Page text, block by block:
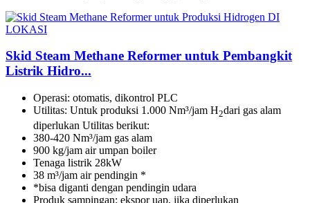
Skid Steam Methane Reformer untuk Pembangkit
Listrik Hidro...
Operasi: otomatis, dikontrol PLC
Utilitas: Untuk produksi 1.000 Nm³/jam H2dari gas alam
diperlukan Utilitas berikut:
380-420 Nm³/jam gas alam
900 kg/jam air umpan boiler
Tenaga listrik 28kW
38 m³/jam air pendingin *
*bisa diganti dengan pendingin udara
Produk sampingan: ekspor uap, jika diperlukan